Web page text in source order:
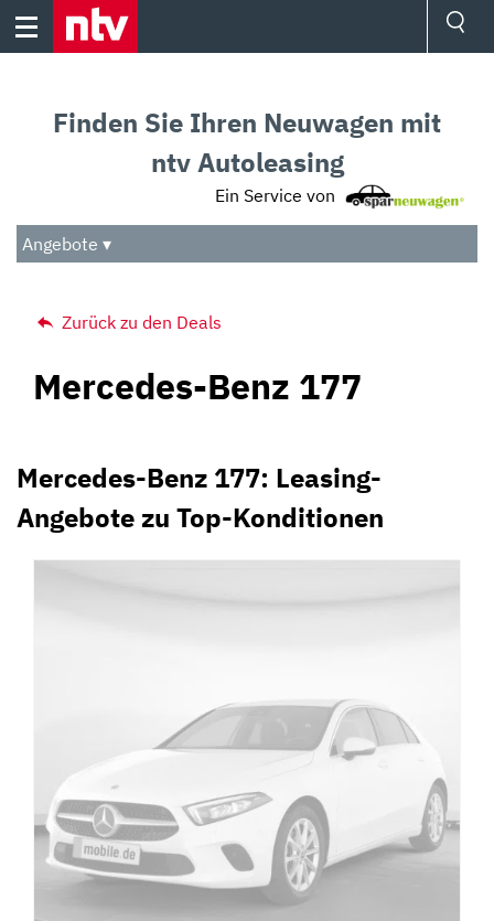
Skip
Audio
Das Beste
Finden Sie Ihren Neuwagen mit
ntv Autoleasing
Ein Service von
Angebote ▾
Zurück zu den Deals
Mercedes-Benz 177
Mercedes-Benz 177: Leasing-
Angebote zu Top-Konditionen